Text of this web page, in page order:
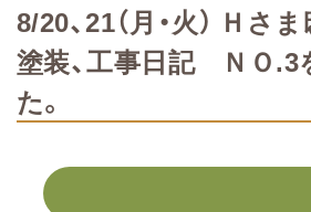
8/20、21（月・火） Ｈさ
塗装、工事日記 ＮＯ.3
た。